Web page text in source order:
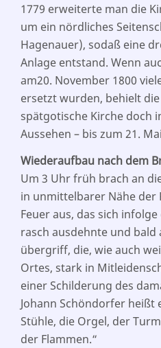
1779 erweiterte man die
um ein nördliches
Hagenauer), sodaß eine
Anlage entstand. Wenn
am20. November 1800
ersetzt wurden, behielt
spätgotische Kirche doch
Aussehen – bis zum 21.
Wiederaufbau nach dem
Um 3 Uhr früh brach an
in unmittelbarer Nähe der
Feuer aus, das sich
rasch ausdehnte und bald
übergriff, die, wie auch
Ortes, stark in
einer Schilderung des
Johann Schöndorfer heißt
Stühle, die Orgel, der
der Flammen.“